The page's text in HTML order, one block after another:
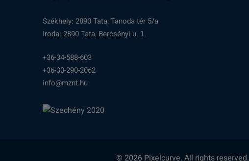
Székhely: 2890 Tata, Tanoda tér 5/a
Iroda: 2890 Tata, Bercsényi u. 1.
+36-34-588-603
+36-30-290-2062
info@mznt.hu
© 2026 Pixelcurve. All rights reserved.